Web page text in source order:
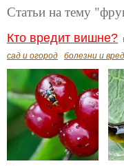
Статьи на тему
Кто вредит вишне?
сад и огород болезни и